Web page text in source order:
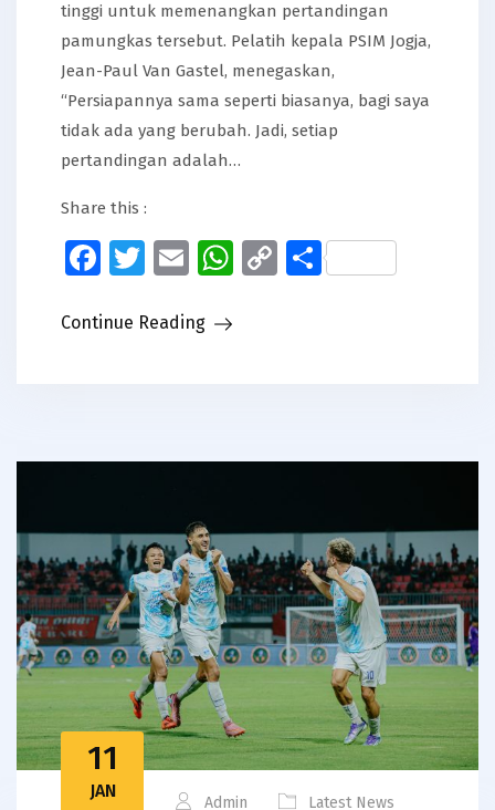
tinggi untuk memenangkan pertandingan
pamungkas tersebut. Pelatih kepala PSIM Jogja,
Jean-Paul Van Gastel, menegaskan,
“Persiapannya sama seperti biasanya, bagi saya
tidak ada yang berubah. Jadi, setiap
pertandingan adalah…
Share this :
Facebook
Twitter
EmailWhatsApp
CopyShare
Continue Reading
11
JAN
Admin Latest News